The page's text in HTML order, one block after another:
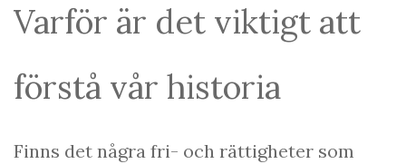
Varför är det viktigt att
förstå vår historia
Finns det några fri- och rättigheter som